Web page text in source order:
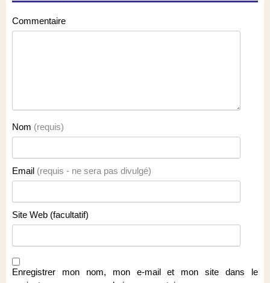
Commentaire
Nom (requis)
Email (requis - ne sera pas divulgé)
Site Web (facultatif)
Enregistrer mon nom, mon e-mail et mon site dans le